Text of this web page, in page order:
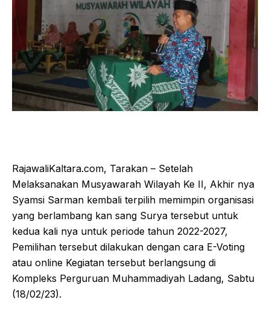
RajawaliKaltara.com, Tarakan – Setelah
Melaksanakan Musyawarah Wilayah Ke II, Akhir nya
Syamsi Sarman kembali terpilih memimpin organisasi
yang berlambang kan sang Surya tersebut untuk
kedua kali nya untuk periode tahun 2022-2027,
Pemilihan tersebut dilakukan dengan cara E-Voting
atau online Kegiatan tersebut berlangsung di
Kompleks Perguruan Muhammadiyah Ladang, Sabtu
(18/02/23).